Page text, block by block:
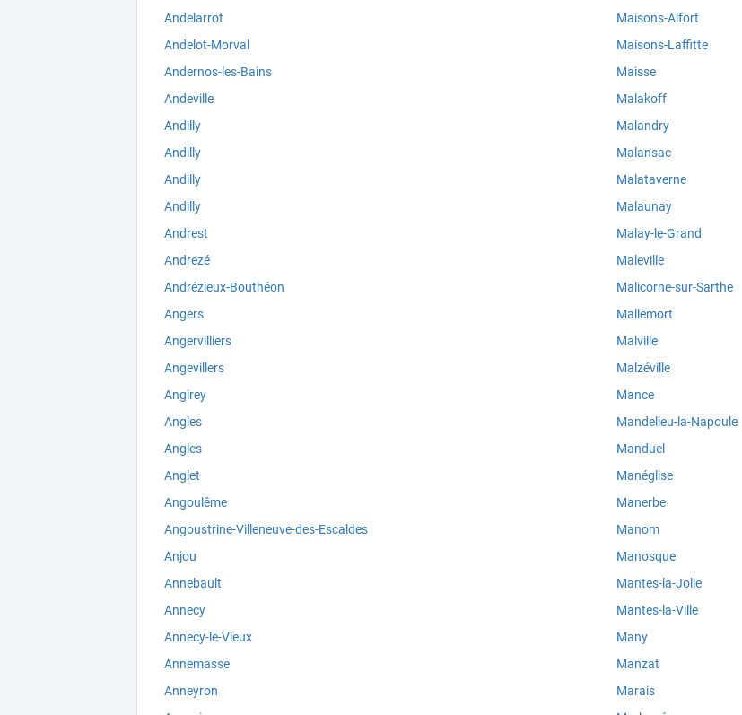
Andelarrot
Andelot-Morval
Andernos-les-Bains
Andeville
Andilly
Andilly
Andilly
Andilly
Andrest
Andrezé
Andrézieux-Bouthéon
Angers
Angervilliers
Angevillers
Angirey
Angles
Angles
Anglet
Angoulême
Angoustrine-Villeneuve-des-Escaldes
Anjou
Annebault
Annecy
Annecy-le-Vieux
Annemasse
Anneyron
Maisons-Alfort
Maisons-Laffitte
Maisse
Malakoff
Malandry
Malansac
Malataverne
Malaunay
Malay-le-Grand
Maleville
Malicorne-sur-Sarthe
Mallemort
Malville
Malzéville
Mance
Mandelieu-la-Napoule
Manduel
Manéglise
Manerbe
Manom
Manosque
Mantes-la-Jolie
Mantes-la-Ville
Many
Manzat
Marais